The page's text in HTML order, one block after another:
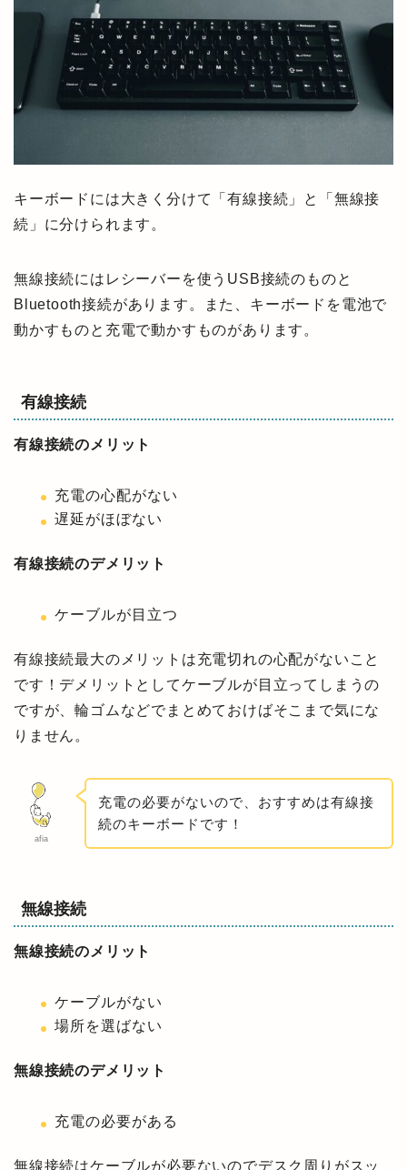
キーボードには大きく分けて「有線接続」と「無線接
続」に分けられます。
無線接続にはレシーバーを使うUSB接続のものと
Bluetooth接続があります。また、キーボードを電池で
動かすものと充電で動かすものがあります。
有線接続
有線接続のメリット
充電の心配がない
遅延がほぼない
有線接続のデメリット
ケーブルが目立つ
有線接続最大のメリットは充電切れの心配がないこと
です！デメリットとしてケーブルが目立ってしまうの
ですが、輪ゴムなどでまとめておけばそこまで気にな
りません。
afia
充電の必要がないので、おすすめは有線接
続のキーボードです！
無線接続
無線接続のメリット
ケーブルがない
場所を選ばない
無線接続のデメリット
充電の必要がある
無線接続はケーブルが必要ないのでデスク周りがスッ